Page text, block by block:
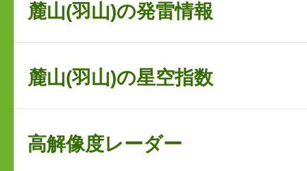
麓山(羽山)の発雷情報
麓山(羽山)の星空指数
高解像度レーダー